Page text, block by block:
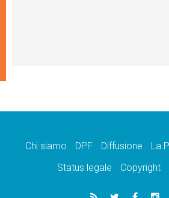
Chi siamo DPF Diffusione La
Status legale
Copyright